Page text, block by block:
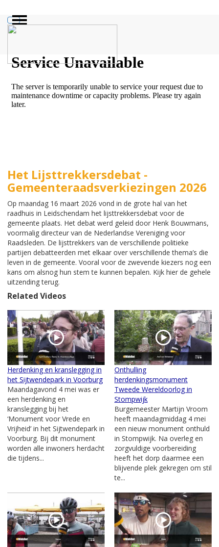
Het Lijsttrekkersdebat -
Gemeenteraadsverkiezingen 2026
Op maandag 16 maart 2026 vond in de grote hal van het
raadhuis in Leidschendam het lijsttrekkersdebat voor de
gemeente plaats. Het debat werd geleid door Henk Bouwmans,
voormalig directeur van de Nederlandse Vereniging voor
Raadsleden. De lijsttrekkers van de verschillende politieke
partijen debatteerden met elkaar over verschillende thema’s die
leven in de gemeente. Vooral voor de zwevende kiezers nog een
kans om alsnog hun stem te kunnen bepalen. Kijk hier de gehele
uitzending terug.
Related Videos
Herdenking en kranslegging in
het Sijtwendepark in Voorburg
Maandagavond 4 mei was er
een herdenking en
kranslegging bij het
‘Monument voor Vrede en
Vrijheid’ in het Sijtwendepark in
Voorburg. Bij dit monument
worden alle inwoners herdacht
die tijdens...
Onthulling
herdenkingsmonument
Tweede Wereldoorlog in
Stompwijk
Burgemeester Martijn Vroom
heeft maandagmiddag 4 mei
een nieuw monument onthuld
in Stompwijk. Na overleg en
zorgvuldige voorbereiding
heeft het dorp daarmee een
blijvende plek gekregen om stil
te...